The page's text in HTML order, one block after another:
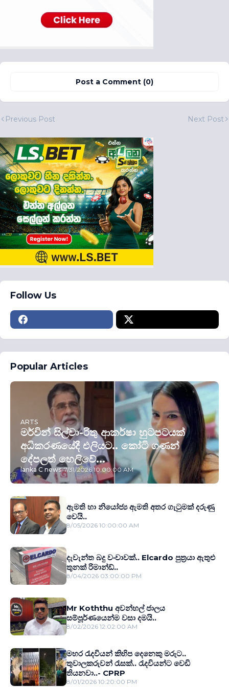
Post a Comment (0)
Previous Post Next Post
Follow Us
Popular Articles
ARTS
මර්වින් සිල්වා-රිතු ආකර්ෂා හුටපටයක්
අධිකරණයේදී එලියට.. කෝටි ගණන්
දේපලත් හෙලිවේ...
lanka C news-7/31/2026 10:00:00 AM
ඇමති හා නියෝජ්‍ය ඇමති අතර ගැටුමක් දරුණු
වෙයි..
8/05/2026 10:00:00 AM
දැවැන්ත බදු වංචාවක්.. Elcardo පුත‍්‍රයා ඇතුළු
තුනක් රිමාන්ඩ්..
8/04/2026 03:00:00 PM
Mr Koththu අවන්හල් ජාලය
සම්පූර්ණයෙන්ම වසා දමයි..
8/02/2026 12:02:00 AM
මහර රැදවියන් කිහිප දෙනෙකු මරුට..
තුවාලකරුවන් රැසක්.. රැදවියන්ට වෙඩි
තියනවා..- CPRP
8/01/2026 10:20:00 PM